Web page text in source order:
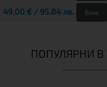
49,00 € / 95.84 лв. Виж
ПОПУЛЯРНИ В